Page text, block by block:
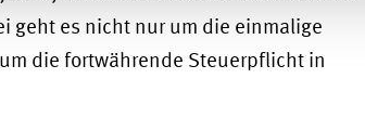
geht es nicht nur um die einmalige
die fortwährende Steuerpflicht in